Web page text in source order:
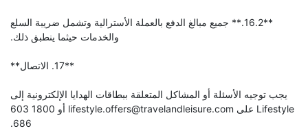
**16.2.** جميع مبالغ الدفع بالعملة الأسترالية وتشمل ضريبة السلع
والخدمات حيثما ينطبق ذلك.
**17. الاتصال**
يجب توجيه الأسئلة أو المشاكل المتعلقة ببطاقات الهدايا الإلكترونية إلى
Lifestyle على lifestyle.offers@travelandleisure.com أو 1800 603
686.